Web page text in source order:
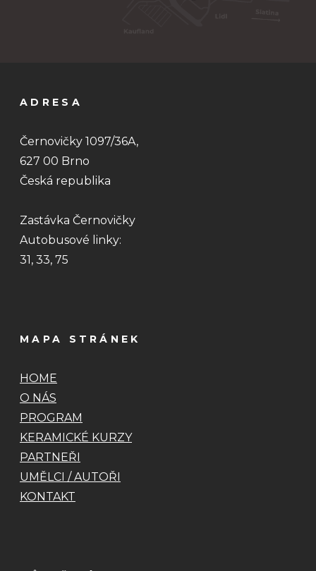
ADRESA
Černovičky 1097/36A,
627 00 Brno
Česká republika
Zastávka Černovičky
Autobusové linky:
31, 33, 75
MAPA STRÁNEK
HOME
O NÁS
PROGRAM
KERAMICKÉ KURZY
PARTNEŘI
UMĚLCI / AUTOŘI
KONTAKT